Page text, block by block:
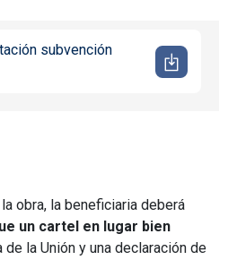
subvención
obra, la beneficiaria deberá
un cartel en lugar bien
de la Unión y una declaración de